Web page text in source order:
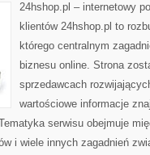
24hshop.pl – internetowy
klientów 24hshop.pl to
którego centralnym
biznesu online. Strona
sprzedawcach
wartościowe informacje
serwisu obejmuje
i wiele innych zagadnień